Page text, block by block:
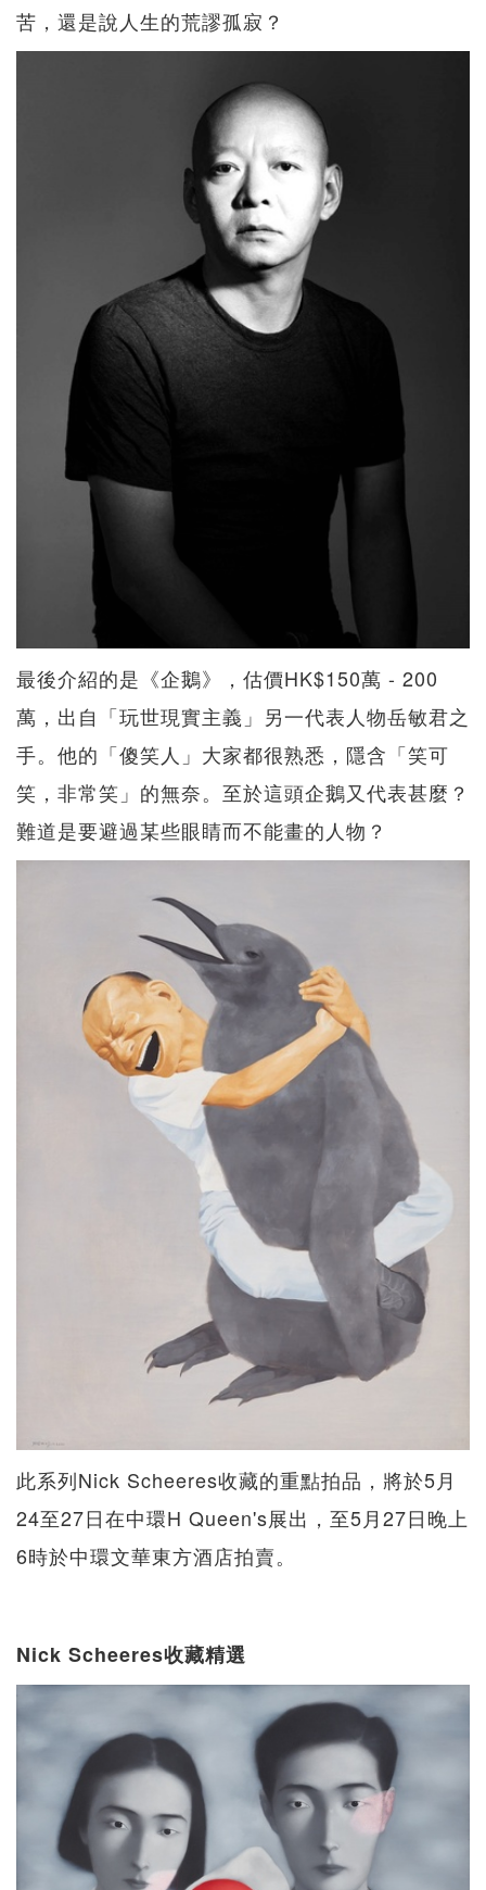
苦，還是說人生的荒謬孤寂？
最後介紹的是《企鵝》，估價HK$150萬 - 200
萬，出自「玩世現實主義」另一代表人物岳敏君之
手。他的「傻笑人」大家都很熟悉，隱含「笑可
笑，非常笑」的無奈。至於這頭企鵝又代表甚麼？
難道是要避過某些眼睛而不能畫的人物？
此系列Nick Scheeres收藏的重點拍品，將於5月
24至27日在中環H Queen's展出，至5月27日晚上
6時於中環文華東方酒店拍賣。
Nick Scheeres收藏精選